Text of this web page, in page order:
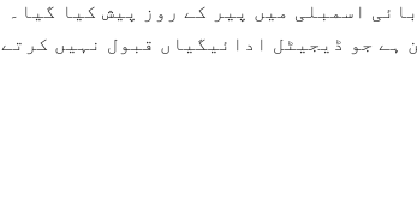
اسمبلی میں پیر کے روز پیش کیا
ہے جو ڈیجیٹل ادائیگیاں قبول نہیں